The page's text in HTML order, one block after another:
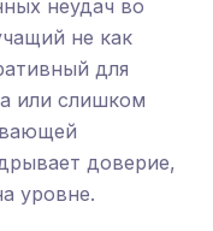
неудач во
не как
для
или слишком
доверие,
уровне.